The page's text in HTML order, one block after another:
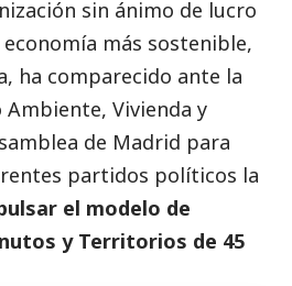
sin ánimo de lucro
más sostenible,
ha comparecido ante la
Vivienda y
de Madrid para
partidos políticos la
el modelo de
y Territorios de 45